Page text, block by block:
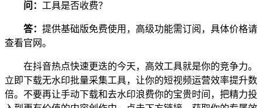
问： 工具是否收费？
答： 提供基础版免费使用，高级功能需订阅，具体价格请
查看官网。
在抖音热点快速更迭的今天，高效工具就是你的竞争力。
立即下载无水印批量采集工具，让你的短视频运营效率提升数
倍。不要再让手动下载和去水印浪费你的宝贵时间，把精力投